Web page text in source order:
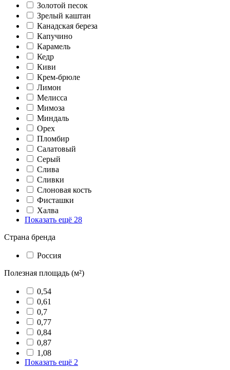
Золотой песок
Зрелый каштан
Канадская береза
Капучино
Карамель
Кедр
Киви
Крем-брюле
Лимон
Мелисса
Мимоза
Миндаль
Орех
Пломбир
Салатовый
Серый
Слива
Сливки
Слоновая кость
Фисташки
Халва
Показать ещё 28
Страна бренда
Россия
Полезная площадь (м²)
0,54
0,61
0,7
0,77
0,84
0,87
1,08
Показать ещё 2